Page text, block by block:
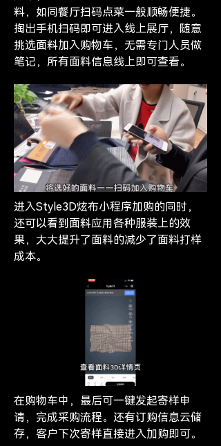
料，如同餐厅扫码点菜一般顺畅便捷。
掏出手机扫码即可进入线上展厅，随意
挑选面料加入购物车，无需专门人员做
笔记，所有面料信息线上即可查看。
进入Style3D炫布小程序加购的同时，
还可以看到面料应用各种服装上的效
果，大大提升了面料的减少了面料打样
成本。
在购物车中，最后可一键发起寄样申
请，完成采购流程。还有订购信息云储
存，客户下次寄样直接进入加购即可。